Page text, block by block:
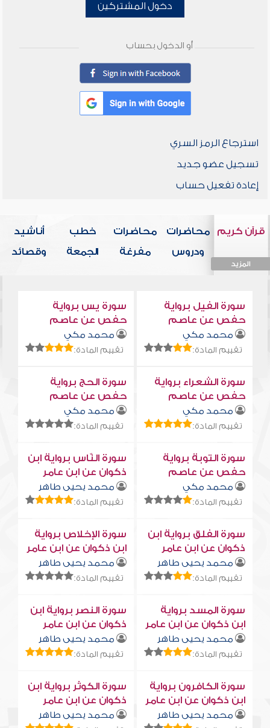
دخول المشتركين
أو الدخول بحساب
استرجاع الرمز السري
تسجيل عضو جديد
إعادة تفعيل حساب
قرآن كريم
المزيد
محاضرات
ودروس
محاضرات
مفرغة
خطب
الجمعة
أناشيد
وقصائد
سورة الفيل برواية
حفص عن عاصم
محمد مكي
تقييم المادة:
سورة يس برواية
حفص عن عاصم
محمد مكي
تقييم المادة:
سورة الشعراء برواية
حفص عن عاصم
محمد مكي
تقييم المادة:
سورة الحج برواية
حفص عن عاصم
محمد مكي
تقييم المادة:
سورة التوبة برواية
حفص عن عاصم
محمد مكي
تقييم المادة:
سورة النّاس برواية ابن
ذكوان عن ابن عامر
محمد يحيى طاهر
تقييم المادة:
سورة الفلق برواية ابن
ذكوان عن ابن عامر
محمد يحيى طاهر
تقييم المادة:
سورة الإخلاص برواية
ابن ذكوان عن ابن عامر
محمد يحيى طاهر
تقييم المادة:
سورة المسد برواية
ابن ذكوان عن ابن عامر
محمد يحيى طاهر
تقييم المادة:
سورة النصر برواية ابن
ذكوان عن ابن عامر
محمد يحيى طاهر
تقييم المادة:
سورة الكافرون برواية
ابن ذكوان عن ابن عامر
محمد يحيى طاهر
سورة الكوثر برواية ابن
ذكوان عن ابن عامر
محمد يحيى طاهر